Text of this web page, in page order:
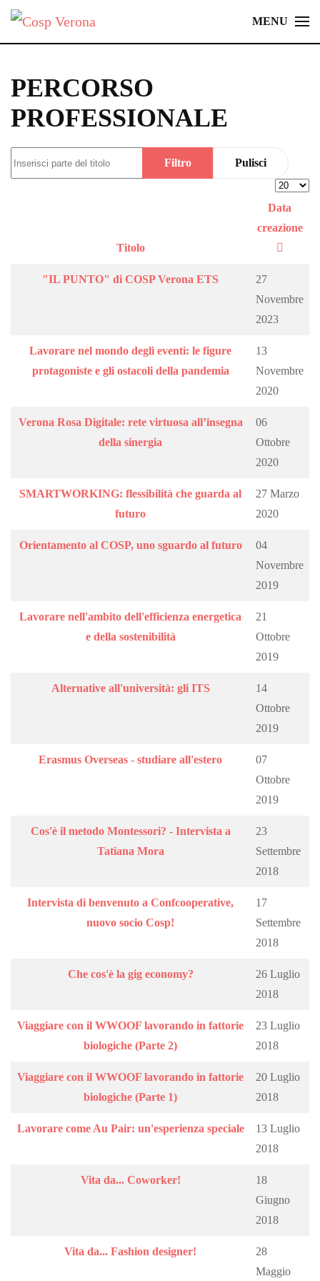
Skip
content
MENU
PERCORSO
PROFESSIONALE
Filtro Pulisci
Titolo
Data
creazione
"IL PUNTO" di COSP Verona ETS
27
Novembre
2023
Lavorare nel mondo degli eventi: le figure
protagoniste e gli ostacoli della pandemia
13
Novembre
2020
Verona Rosa Digitale: rete virtuosa all’insegna
della sinergia
06
Ottobre
2020
SMARTWORKING: flessibilità che guarda al
futuro
27 Marzo
2020
Orientamento al COSP, uno sguardo al futuro
04
Novembre
2019
Lavorare nell'ambito dell'efficienza energetica
e della sostenibilità
21
Ottobre
2019
Alternative all'università: gli ITS
14
Ottobre
2019
Erasmus Overseas - studiare all'estero
07
Ottobre
2019
Cos'è il metodo Montessori? - Intervista a
Tatiana Mora
23
Settembre
2018
Intervista di benvenuto a Confcooperative,
nuovo socio Cosp!
17
Settembre
2018
Che cos'è la gig economy?
26 Luglio
2018
Viaggiare con il WWOOF lavorando in fattorie
biologiche (Parte 2)
23 Luglio
2018
Viaggiare con il WWOOF lavorando in fattorie
biologiche (Parte 1)
20 Luglio
2018
Lavorare come Au Pair: un'esperienza speciale
13 Luglio
2018
Vita da... Coworker!
18
Giugno
2018
Vita da... Fashion designer!
28
Maggio